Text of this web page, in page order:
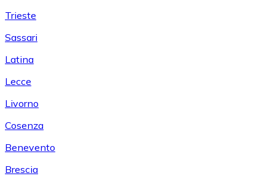
Trieste
Sassari
Latina
Lecce
Livorno
Cosenza
Benevento
Brescia